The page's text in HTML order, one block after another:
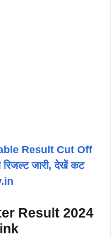
Result Cut Off
जारी, देखें कट
Result 2024